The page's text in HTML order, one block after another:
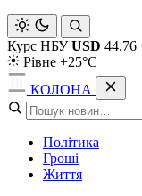
Курс НБУ USD 44.76
Рівне +25°C
КОЛОНА
Політика
Гроші
Життя